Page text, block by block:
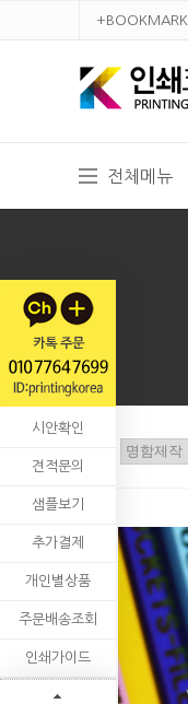
+BOOKMARK
전체메뉴
시안확인
견적문의
샘플보기
추가결제
개인별상품
주문배송조회
인쇄가이드